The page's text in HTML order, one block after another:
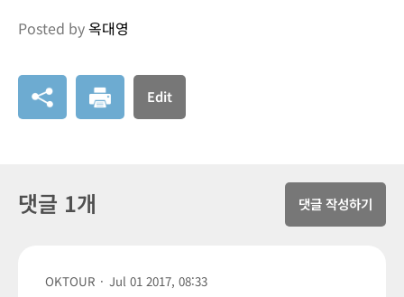
Posted by옥대영
Edit
댓글 1개 댓글 작성하기
OKTOUR · Jul 01 2017, 08:33